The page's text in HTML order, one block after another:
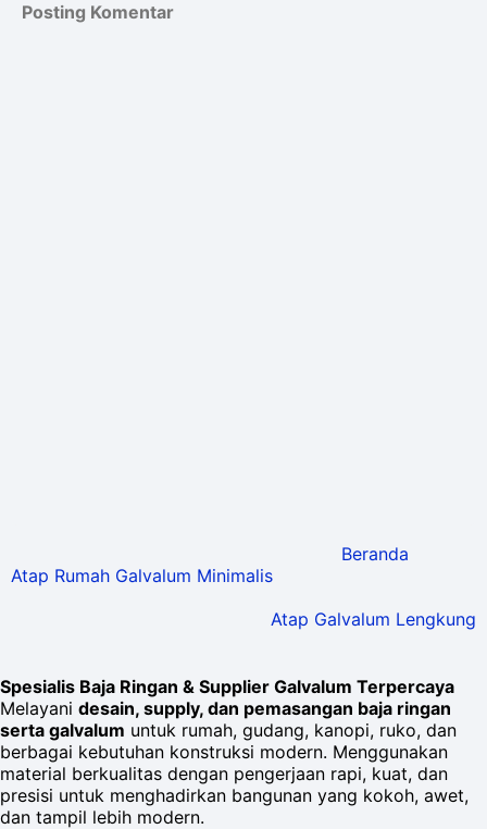
Posting Komentar
Atap Rumah Galvalum Minimalis
Atap Galvalum Lengkung
Beranda
Spesialis Baja Ringan & Supplier Galvalum Terpercaya
Melayani desain, supply, dan pemasangan baja ringan
serta galvalum untuk rumah, gudang, kanopi, ruko, dan
berbagai kebutuhan konstruksi modern. Menggunakan
material berkualitas dengan pengerjaan rapi, kuat, dan
presisi untuk menghadirkan bangunan yang kokoh, awet,
dan tampil lebih modern.